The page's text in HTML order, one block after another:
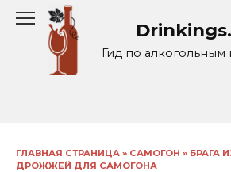
Перейти
содержанию
Гид по алкогольным
ГЛАВНАЯ СТРАНИЦА » САМОГОН » БРАГА
ДРОЖЖЕЙ ДЛЯ САМОГОНА